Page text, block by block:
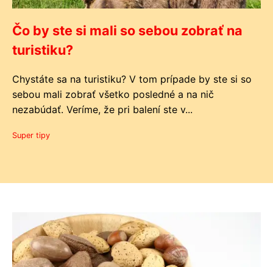
Čo by ste si mali so sebou zobrať na
turistiku?
Chystáte sa na turistiku? V tom prípade by ste si so
sebou mali zobrať všetko posledné a na nič
nezabúdať. Veríme, že pri balení ste v...
Super tipy